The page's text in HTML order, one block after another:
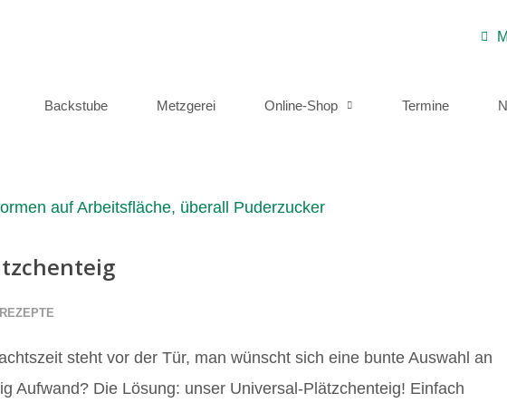
Backstube Metzgerei Online-Shop Termine
REZEPTE
steht vor der Tür, man wünscht sich eine bunte Auswahl an
Aufwand? Die Lösung: unser Universal-Plätzchenteig! Einfach